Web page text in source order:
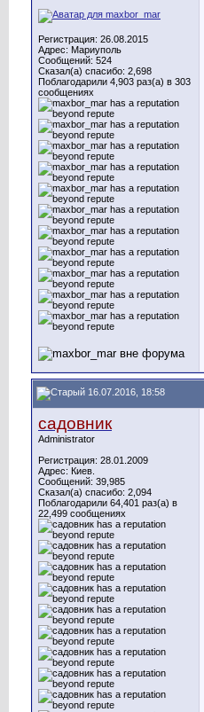
Регистрация: 26.08.2015
Адрес: Мариуполь
Сообщений: 524
Сказал(а) спасибо: 2,698
Поблагодарили 4,903 раз(а) в 303
сообщениях
16.07.2016, 18:58
садовник
Administrator
Регистрация: 28.01.2009
Адрес: Киев.
Сообщений: 39,985
Сказал(а) спасибо: 2,094
Поблагодарили 64,401 раз(а) в
22,499 сообщениях